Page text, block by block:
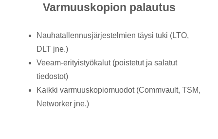
Varmuuskopion palautus
Nauhatallennusjärjestelmien täysi tuki (LTO,
DLT jne.)
Veeam-erityistyökalut (poistetut ja salatut
tiedostot)
Kaikki varmuuskopiomuodot (Commvault, TSM,
Networker jne.)